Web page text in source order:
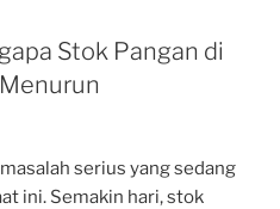
Stok Pangan di
serius yang sedang
ini. Semakin hari, stok